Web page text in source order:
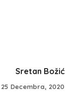
Sretan Božić
25 Decembra, 2020